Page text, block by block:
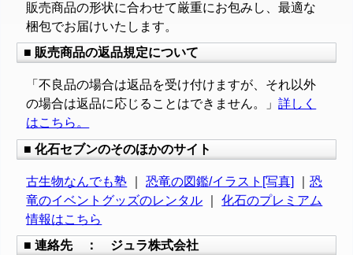
販売商品の形状に合わせて厳重にお包みし、最適な
梱包でお届けいたします。
■ 販売商品の返品規定について
「不良品の場合は返品を受け付けますが、それ以外
の場合は返品に応じることはできません。」詳しく
はこちら。
■ 化石セブンのそのほかのサイト
古生物なんでも塾 ｜恐竜の図鑑/イラスト[写真] ｜恐
竜のイベントグッズのレンタル ｜化石のプレミアム
情報はこちら
■ 連絡先 ： ジュラ株式会社